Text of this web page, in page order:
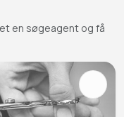
en søgeagent og få